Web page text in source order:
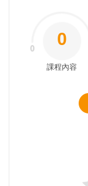
0
課程內容